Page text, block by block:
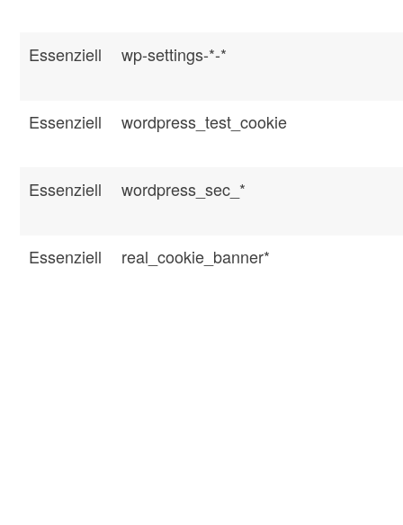
Essenziell wp-settings-*-*
Essenziell wordpress_test_cookie
Essenziell wordpress_sec_*
Essenziell real_cookie_banner*